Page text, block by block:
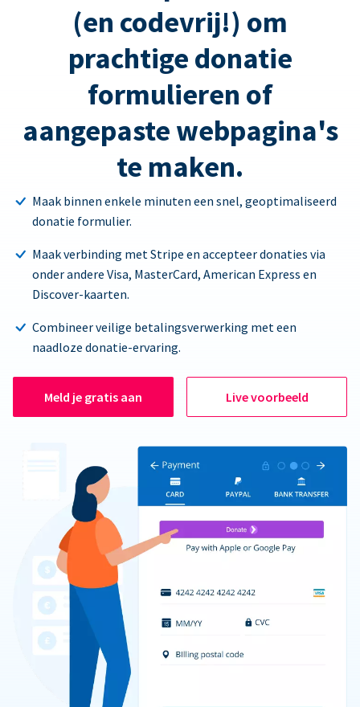
(en codevrij!) om
prachtige donatie
formulieren of
aangepaste webpagina's
te maken.
Maak binnen enkele minuten een snel, geoptimaliseerd
donatie formulier.
Maak verbinding met Stripe en accepteer donaties via
onder andere Visa, MasterCard, American Express en
Discover-kaarten.
Combineer veilige betalingsverwerking met een
naadloze donatie-ervaring.
Meld je gratis aan Live voorbeeld